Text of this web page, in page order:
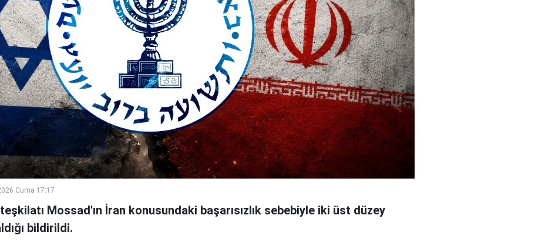
Cuma 17:17
Mossad'ın İran konusundaki başarısızlık sebebiyle iki üst düzey
bildirildi.